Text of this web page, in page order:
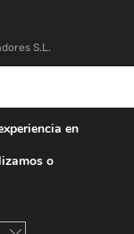
S.L.
en
o